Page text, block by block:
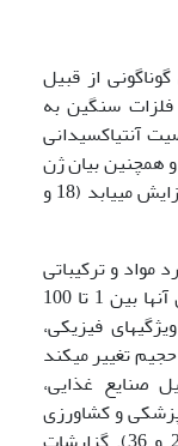
از قبیل
سنگین به
خاصیت آنتی­اکسیدانی
همچنین بیان ژن
مرتبط با سنتز آنها در شرایط اعمال تنش افزایش می­یابد (18 و
مواد و ترکیباتی
می­پردازد که حداقل یکی از ابعاد عملکردی آنها بین 1 تا 100
ویژگیهای فیزیکی،
تغییر می­کند
صنایع غذایی،
و کشاورزی